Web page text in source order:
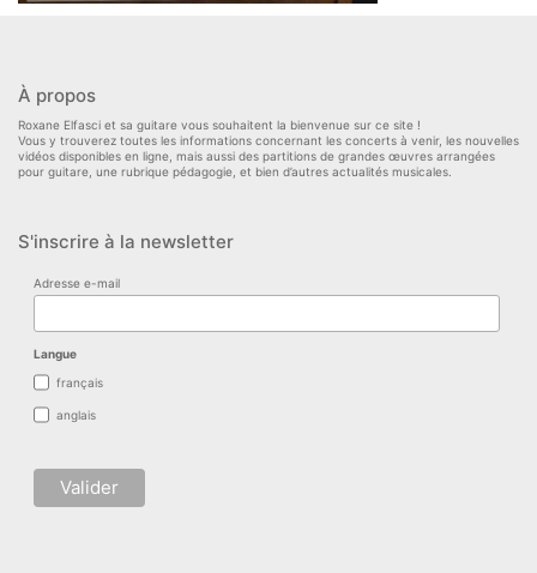
À propos
Roxane Elfasci et sa guitare vous souhaitent la bienvenue sur ce site !
Vous y trouverez toutes les informations concernant les concerts à venir, les nouvelles
vidéos disponibles en ligne, mais aussi des partitions de grandes œuvres arrangées
pour guitare, une rubrique pédagogie, et bien d’autres actualités musicales.
S'inscrire à la newsletter
Adresse e-mail
Langue
français
anglais